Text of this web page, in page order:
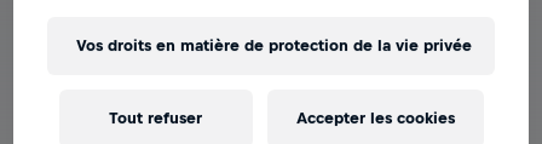
VOIR LES ÉQUIPES DANS L'APPLICATION
vôtre, explorez tout ce qui concerne les Équipes dans
Vos droits en matière de protection de la vie privée
Tout refuser Accepter les cookies